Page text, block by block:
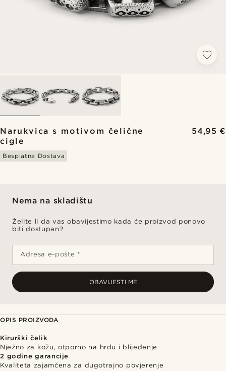
Narukvica s motivom čelične
cigle
54,95 €
Besplatna Dostava
Nema na skladištu
Želite li da vas obavijestimo kada će proizvod ponovo
biti dostupan?
Adresa e-pošte *
OBAVIJESTI ME
OPIS PROIZVODA
Kirurški čelik
Nježno za kožu, otporno na hrđu i blijeđenje
2 godine garancije
Kvaliteta zajamčena za dugotrajno povjerenje